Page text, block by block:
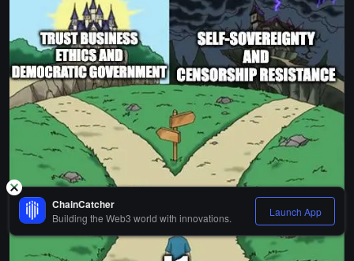
ChainCatcher
Building the Web3 world with innovations. Launch App